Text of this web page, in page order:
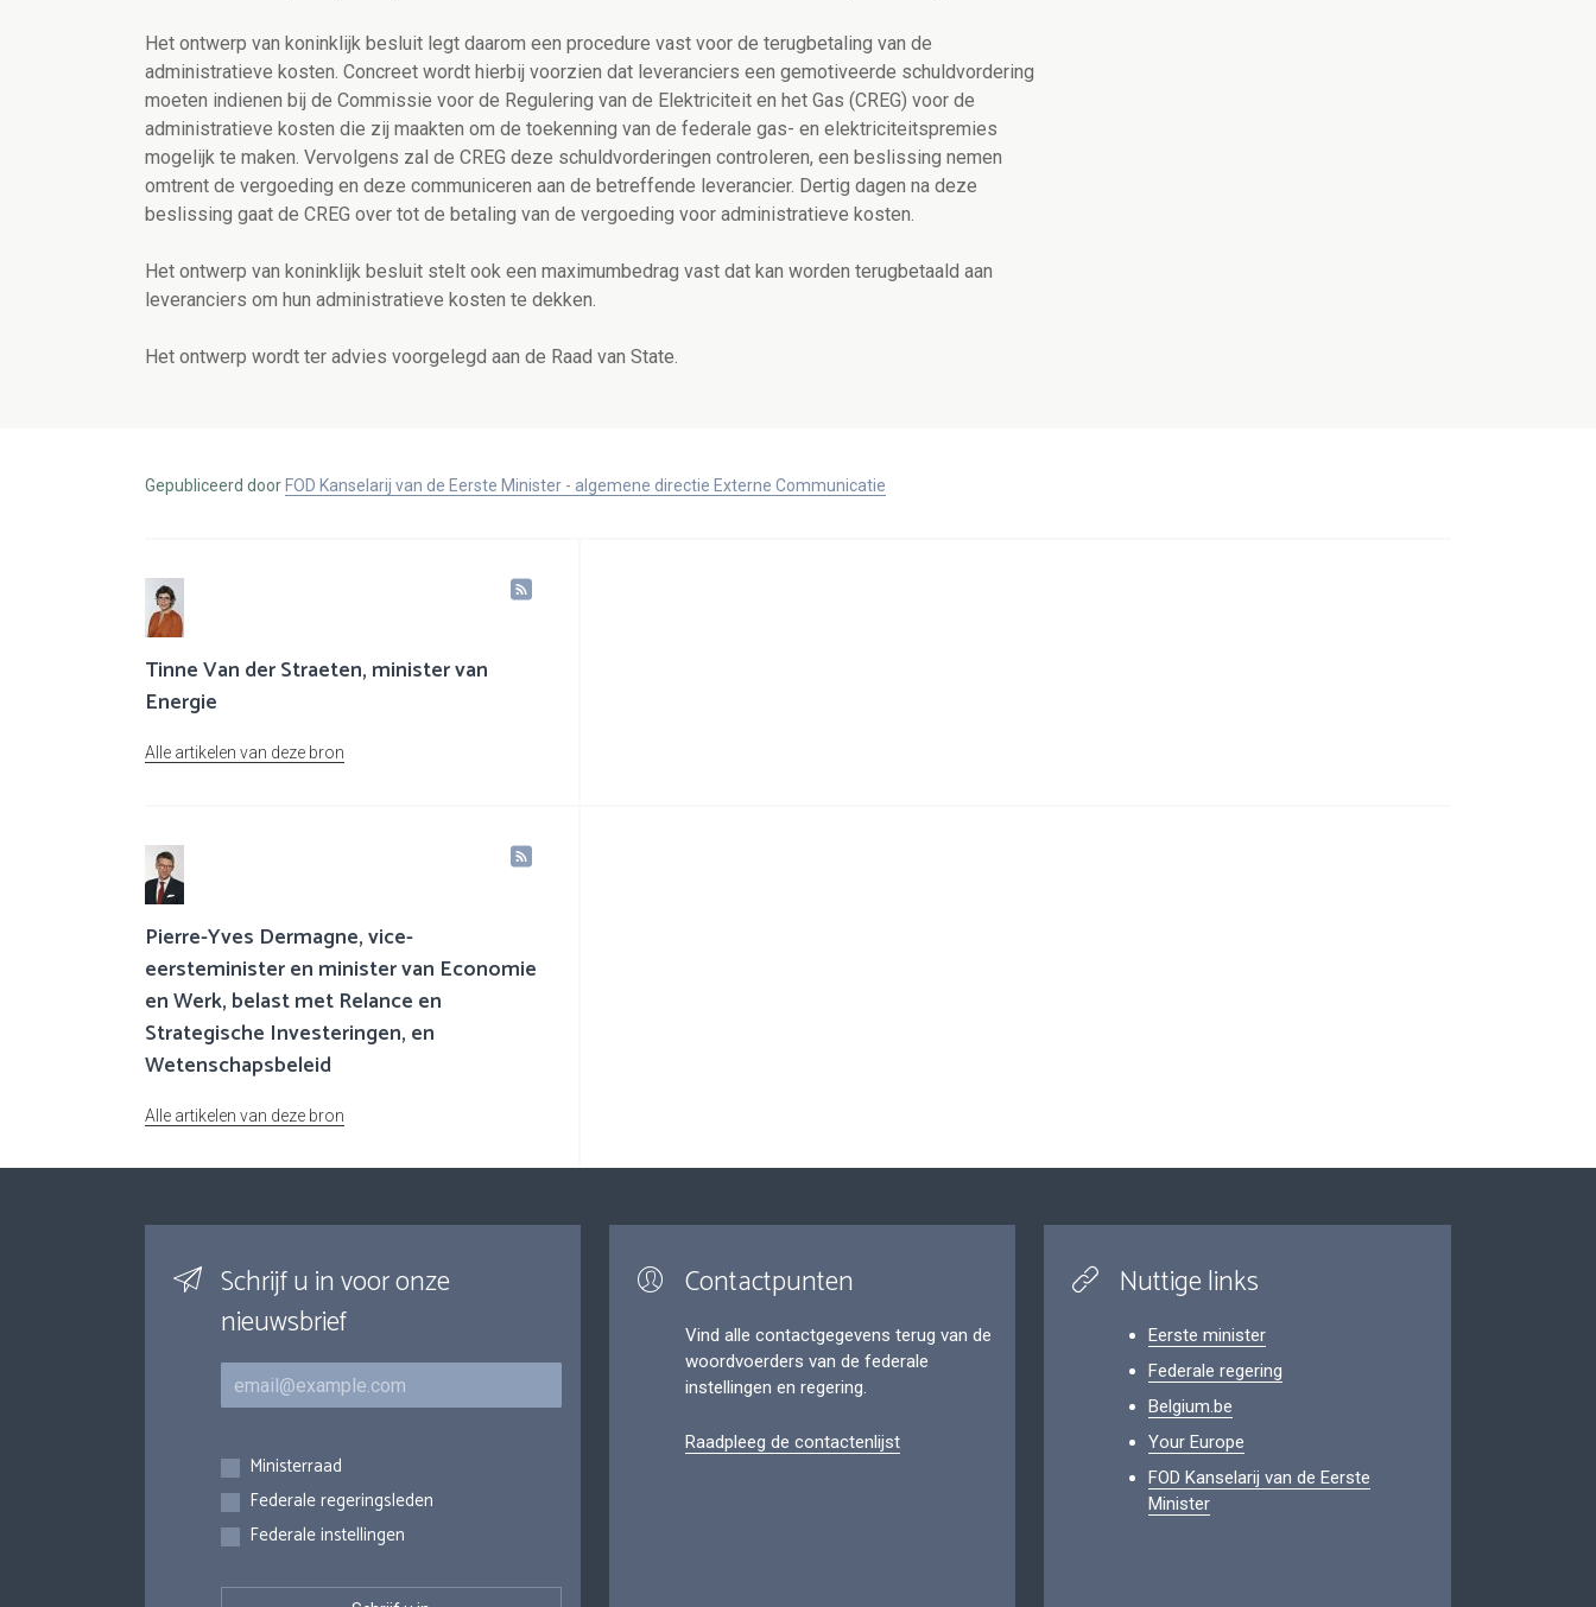
Het ontwerp van koninklijk besluit legt daarom een procedure vast voor de terugbetaling van de
administratieve kosten. Concreet wordt hierbij voorzien dat leveranciers een gemotiveerde schuldvordering
moeten indienen bij de Commissie voor de Regulering van de Elektriciteit en het Gas (CREG) voor de
administratieve kosten die zij maakten om de toekenning van de federale gas- en elektriciteitspremies
mogelijk te maken. Vervolgens zal de CREG deze schuldvorderingen controleren, een beslissing nemen
omtrent de vergoeding en deze communiceren aan de betreffende leverancier. Dertig dagen na deze
beslissing gaat de CREG over tot de betaling van de vergoeding voor administratieve kosten.
Het ontwerp van koninklijk besluit stelt ook een maximumbedrag vast dat kan worden terugbetaald aan
leveranciers om hun administratieve kosten te dekken.
Het ontwerp wordt ter advies voorgelegd aan de Raad van State.
Gepubliceerd door FOD Kanselarij van de Eerste Minister - algemene directie Externe Communicatie
Tinne Van der Straeten, minister van
Energie
Alle artikelen van deze bron
Pierre-Yves Dermagne, vice-
eersteminister en minister van Economie
en Werk, belast met Relance en
Strategische Investeringen, en
Wetenschapsbeleid
Alle artikelen van deze bron
Schrijf u in voor onze
nieuwsbrief
E-mail
Inschrijvingen
Ministerraad
Federale regeringsleden
Federale instellingen
Contactpunten
Vind alle contactgegevens terug van de
woordvoerders van de federale
instellingen en regering.
Raadpleeg de contactenlijst
Nuttige links
Eerste minister
Federale regering
Belgium.be
Your Europe
FOD Kanselarij van de Eerste
Minister